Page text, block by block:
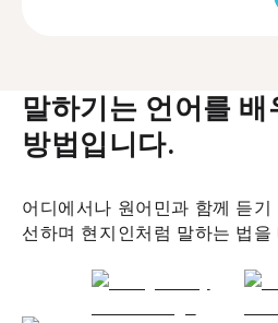
말하기는 언어를
방법입니다.
어디에서나 원어민과 함께 듣
선하며 현지인처럼 말하는 법을